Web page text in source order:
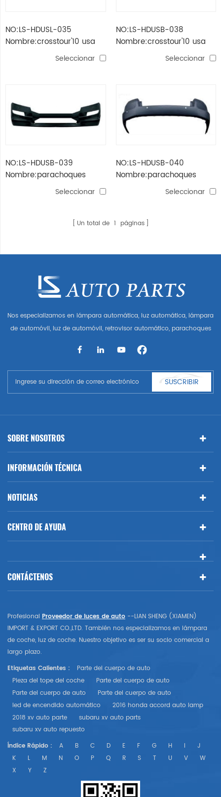
NO:LS-HDUSL-035
Nombre:crosstour'10 usa
faro antinieblaSeleccionar
NO:LS-HDUSB-038
Nombre:crosstour'10 usa
Seleccionar
NO:LS-HDUSB-039
Nombre:parachoques
delantero crosstour'10 usa
Seleccionar
NO:LS-HDUSB-040
Nombre:parachoques
trasero crosstour'10 usa
Seleccionar
Un total de 1 páginas
Nos especializamos en lámpara automática, luz automática, lámpara
de automóvil, luz de automóvil, retrovisor automático, parachoques
automático, parte del cuerpo automática, etc. y accesorios de
Benz, BMW
SUSCRIBIR
SOBRE NOSOTROS
INFORMACIÓN TÉCNICA
NOTICIAS
CENTRO DE AYUDA
CONTÁCTENOS
Profesional Proveedor de luces de auto --LIAN SHENG (XIAMEN)
IMPORT & EXPORT CO.,LTD. También nos especializamos en lámpara
de coche, luz de coche. Nuestro objetivo es ser su socio comercial a
largo plazo.
Etiquetas Calientes :
Parte del cuerpo de auto
Pieza del tope del coche
Parte del cuerpo de auto
Parte del cuerpo de auto
Parte del cuerpo de auto
led de encendido automático
2016 honda accord auto lamp
2018 xv auto parte
subaru xv auto parts
subaru xv auto repuesto
Índice Rápido :
A B C D E F G H I
J
K
L M N O P Q R S T U V
W
X
Y Z